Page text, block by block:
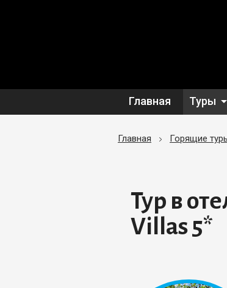
Главная Туры
Главная Горящие
Тур в
Villas 5*